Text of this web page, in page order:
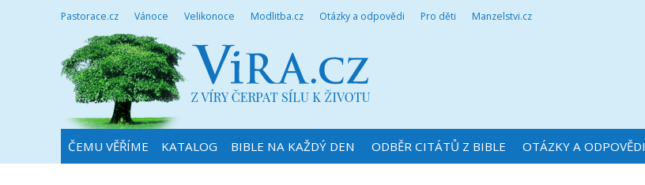
Pastorace.cz Vánoce Velikonoce Modlitba.cz Otázky a odpovědi Pro děti Manzelstvi.cz
ČEMU VĚŘÍME KATALOG BIBLE NA KAŽDÝ DEN ODBĚR CITÁTŮ Z BIBLE OTÁZKY A ODPOVĚDI